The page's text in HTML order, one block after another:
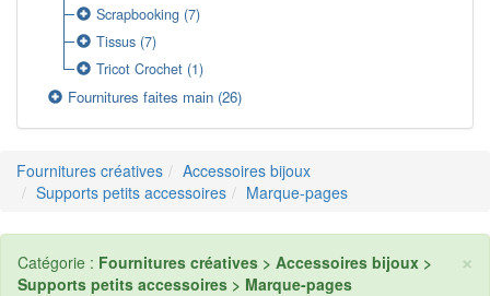
Scrapbooking (7)
Tissus (7)
Tricot Crochet (1)
Fournitures faites main (26)
Fournitures créatives
Accessoires bijoux
Supports petits accessoires
Marque-pages
×
Catégorie : Fournitures créatives > Accessoires bijoux >
Supports petits accessoires > Marque-pages